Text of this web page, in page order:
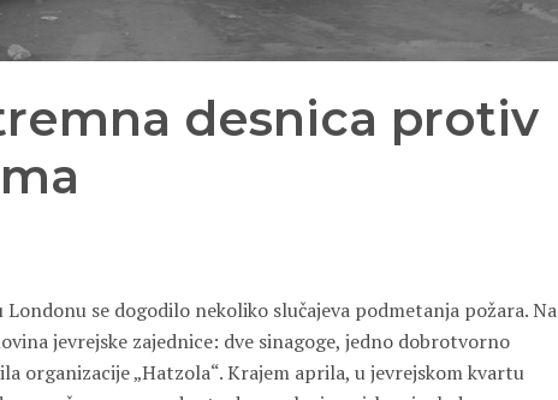
desnica protiv
Londonu se dogodilo nekoliko slučajeva podmetanja požara. Na
jevrejske zajednice: dve sinagoge, jedno dobrotvorno
organizacije „Hatzola“. Krajem aprila, u jevrejskom kvartu